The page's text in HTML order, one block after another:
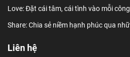
Love: Đặt cái tâm, cái tình vào mỗi
Share: Chia sẻ niềm hạnh phúc qua
Liên hệ